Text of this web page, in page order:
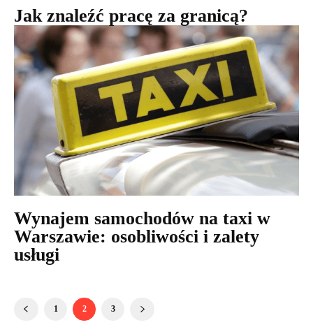
Jak znaleźć pracę za granicą?
Wynajem samochodów na taxi w
Warszawie: osobliwości i zalety
usługi
1 2 3